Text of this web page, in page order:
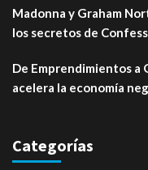
Madonna y Graham
los secretos de
De Emprendimientos a
acelera la economía
Categorías